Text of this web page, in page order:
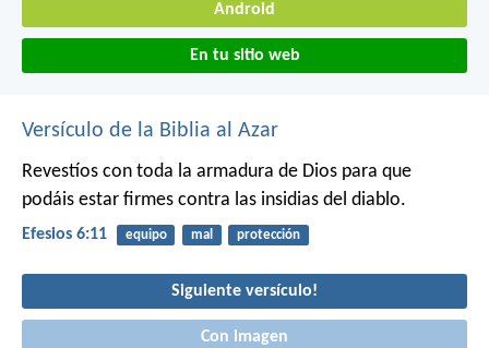
Android
En tu sitio web
Versículo de la Biblia al Azar
Revestíos con toda la armadura de Dios para que
podáis estar firmes contra las insidias del diablo.
Efesios 6:11 equipo mal protección
Siguiente versículo!
Con imagen